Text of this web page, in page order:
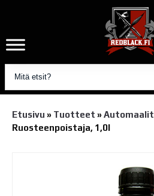
Etusivu » Tuotteet » Automaalit
Ruosteenpoistaja, 1,0l